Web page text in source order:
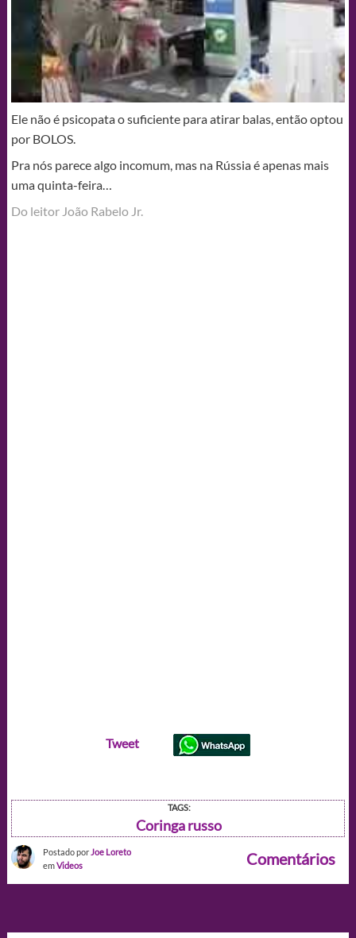
Ele não é psicopata o suficiente para atirar balas, então optou
por BOLOS.
Pra nós parece algo incomum, mas na Rússia é apenas mais
uma quinta-feira…
Do leitor João Rabelo Jr.
Tweet
TAGS:
Coringa russo
Postado por Joe Loreto
emVideos Comentários